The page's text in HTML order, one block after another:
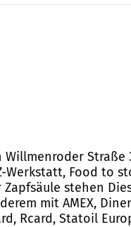
Straße
Food to
Zapfsäule stehen
mit AMEX,
Rcard, Statoil